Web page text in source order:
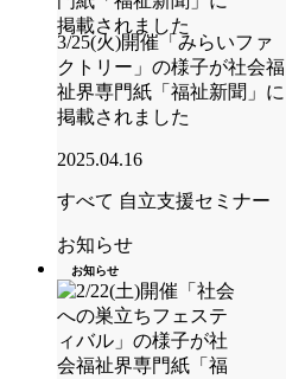
3/25(火)開催「みらいファ
クトリー」の様子が社会福
祉界専門紙「福祉新聞」に
掲載されました
2025.04.16
すべて 自立支援セミナー
お知らせ
お知らせ